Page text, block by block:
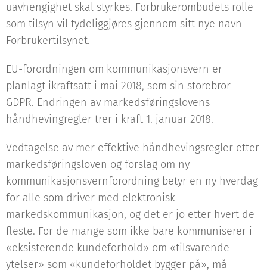
uavhengighet skal styrkes. Forbrukerombudets rolle
som tilsyn vil tydeliggjøres gjennom sitt nye navn -
Forbrukertilsynet.
EU-forordningen om kommunikasjonsvern er
planlagt ikraftsatt i mai 2018, som sin storebror
GDPR. Endringen av markedsføringslovens
håndhevingregler trer i kraft 1. januar 2018.
Vedtagelse av mer effektive håndhevingsregler etter
markedsføringsloven og forslag om ny
kommunikasjonsvernforordning betyr en ny hverdag
for alle som driver med elektronisk
markedskommunikasjon, og det er jo etter hvert de
fleste. For de mange som ikke bare kommuniserer i
«eksisterende kundeforhold» om «tilsvarende
ytelser» som «kundeforholdet bygger på», må